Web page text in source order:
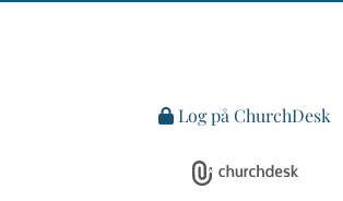
Log på ChurchDesk